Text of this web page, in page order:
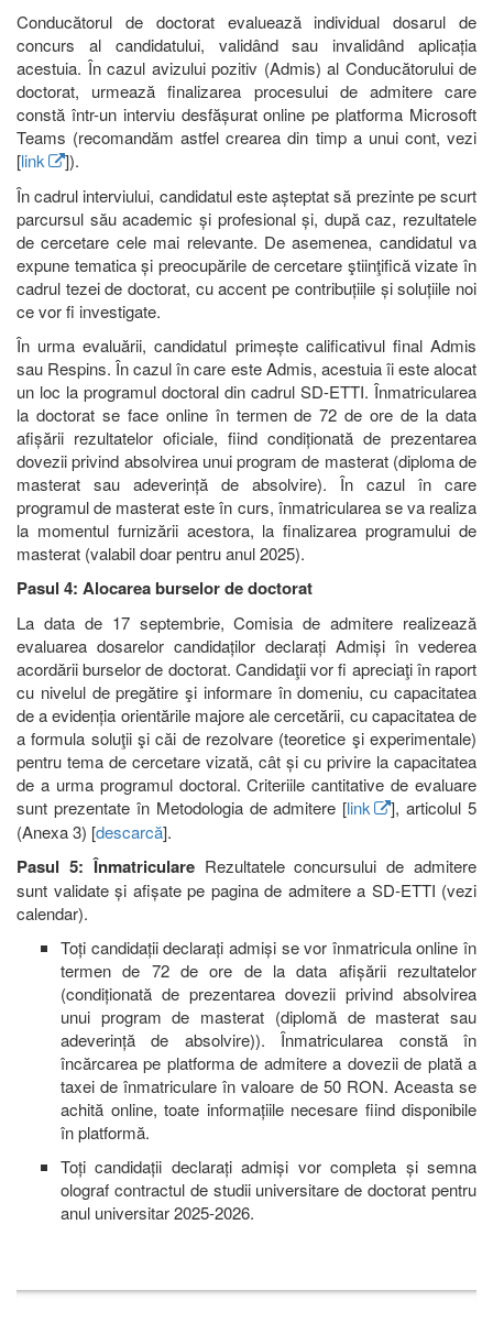
Conducătorul de doctorat evaluează individual dosarul de
concurs al candidatului, validând sau invalidând aplicația
acestuia. În cazul avizului pozitiv (Admis) al Conducătorului de
doctorat, urmează finalizarea procesului de admitere care
constă într-un interviu desfășurat online pe platforma Microsoft
Teams (recomandăm astfel crearea din timp a unui cont, vezi
[link
]).
În cadrul interviului, candidatul este așteptat să prezinte pe scurt
parcursul său academic și profesional și, după caz, rezultatele
de cercetare cele mai relevante. De asemenea, candidatul va
expune tematica și preocupările de cercetare ştiinţifică vizate în
cadrul tezei de doctorat, cu accent pe contribuțiile și soluțiile noi
ce vor fi investigate.
În urma evaluării, candidatul primește calificativul final Admis
sau Respins. În cazul în care este Admis, acestuia îi este alocat
un loc la programul doctoral din cadrul SD-ETTI. Înmatricularea
la doctorat se face online în termen de 72 de ore de la data
afișării rezultatelor oficiale, fiind condiționată de prezentarea
dovezii privind absolvirea unui program de masterat (diploma de
masterat sau adeverință de absolvire). În cazul în care
programul de masterat este în curs, înmatricularea se va realiza
la momentul furnizării acestora, la finalizarea programului de
masterat (valabil doar pentru anul 2025).
Pasul 4: Alocarea burselor de doctorat
La data de 17 septembrie, Comisia de admitere realizează
evaluarea dosarelor candidaților declarați Admiși în vederea
acordării burselor de doctorat. Candidaţii vor fi apreciaţi în raport
cu nivelul de pregătire şi informare în domeniu, cu capacitatea
de a evidenția orientările majore ale cercetării, cu capacitatea de
a formula soluţii şi căi de rezolvare (teoretice şi experimentale)
pentru tema de cercetare vizată, cât și cu privire la capacitatea
de a urma programul doctoral. Criteriile cantitative de evaluare
sunt prezentate în Metodologia de admitere [link
], articolul 5
(Anexa 3) [descarcă].
Pasul 5: ÎnmatriculareRezultatele concursului de admitere
sunt validate și afișate pe pagina de admitere a SD-ETTI (vezi
calendar).
Toți candidații declarați admiși se vor înmatricula online în
termen de 72 de ore de la data afișării rezultatelor
(condiționată de prezentarea dovezii privind absolvirea
unui program de masterat (diplomă de masterat sau
adeverință de absolvire)). Înmatricularea constă în
încărcarea pe platforma de admitere a dovezii de plată a
taxei de înmatriculare în valoare de 50 RON. Aceasta se
achită online, toate informațiile necesare fiind disponibile
în platformă.
Toți candidații declarați admiși vor completa și semna
olograf contractul de studii universitare de doctorat pentru
anul universitar 2025-2026.